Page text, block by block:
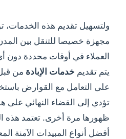
ولتسهيل تقديم هذه الخدمات،
مجهزة خصيصا للتنقل بين
العملاء في أوقات محددة دون
يتم تقديم خدمات الإبادة من
على التعامل مع القوارض
تؤدي إلى القضاء النهائي على
ظهورها مرة أخرى. تعتمد
أفضل أنواع المبيدات الآمنة